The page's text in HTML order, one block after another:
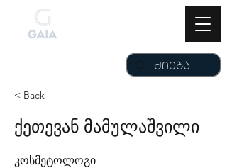
< Back
ქეთევან მამულაშვილი
კოსმეტოლოგი